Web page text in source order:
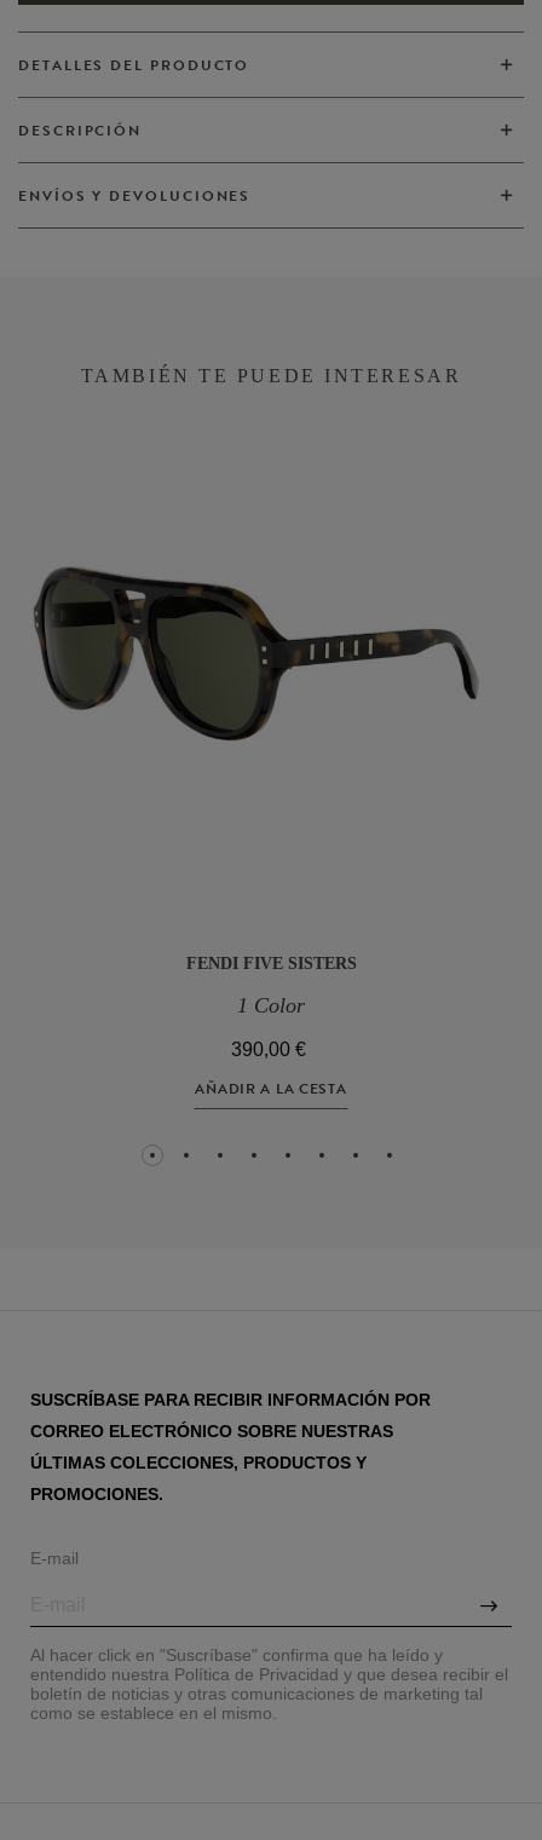
DETALLES DEL PRODUCTO
DESCRIPCIÓN
ENVÍOS Y DEVOLUCIONES
TAMBIÉN TE PUEDE INTERESAR
FENDI FIVE SISTERS
1 Color
390,00 €
AÑADIR A LA CESTA
1 2 3 4 5 6 7 8
SUSCRÍBASE PARA RECIBIR INFORMACIÓN POR
CORREO ELECTRÓNICO SOBRE NUESTRAS
ÚLTIMAS COLECCIONES, PRODUCTOS Y
PROMOCIONES.
E-mail
Al hacer click en "Suscríbase" confirma que ha leído y
entendido nuestra Política de Privacidad y que desea recibir el
boletín de noticias y otras comunicaciones de marketing tal
como se establece en el mismo.